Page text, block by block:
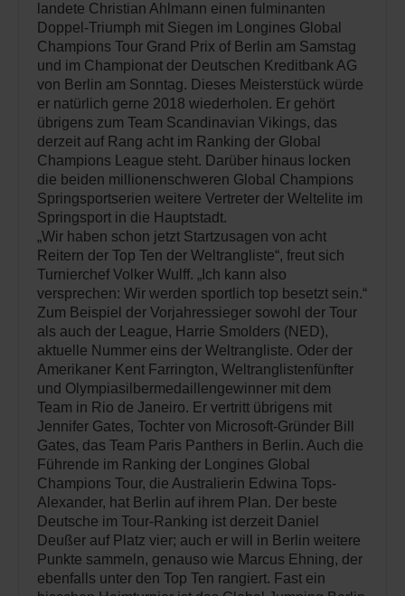
landete Christian Ahlmann einen fulminanten
Doppel-Triumph mit Siegen im Longines Global
Champions Tour Grand Prix of Berlin am Samstag
und im Championat der Deutschen Kreditbank AG
von Berlin am Sonntag. Dieses Meisterstück würde
er natürlich gerne 2018 wiederholen. Er gehört
übrigens zum Team Scandinavian Vikings, das
derzeit auf Rang acht im Ranking der Global
Champions League steht. Darüber hinaus locken
die beiden millionenschweren Global Champions
Springsportserien weitere Vertreter der Weltelite im
Springsport in die Hauptstadt.
„Wir haben schon jetzt Startzusagen von acht
Reitern der Top Ten der Weltrangliste“, freut sich
Turnierchef Volker Wulff. „Ich kann also
versprechen: Wir werden sportlich top besetzt sein.“
Zum Beispiel der Vorjahressieger sowohl der Tour
als auch der League, Harrie Smolders (NED),
aktuelle Nummer eins der Weltrangliste. Oder der
Amerikaner Kent Farrington, Weltranglistenfünfter
und Olympiasilbermedaillengewinner mit dem
Team in Rio de Janeiro. Er vertritt übrigens mit
Jennifer Gates, Tochter von Microsoft-Gründer Bill
Gates, das Team Paris Panthers in Berlin. Auch die
Führende im Ranking der Longines Global
Champions Tour, die Australierin Edwina Tops-
Alexander, hat Berlin auf ihrem Plan. Der beste
Deutsche im Tour-Ranking ist derzeit Daniel
Deußer auf Platz vier; auch er will in Berlin weitere
Punkte sammeln, genauso wie Marcus Ehning, der
ebenfalls unter den Top Ten rangiert. Fast ein